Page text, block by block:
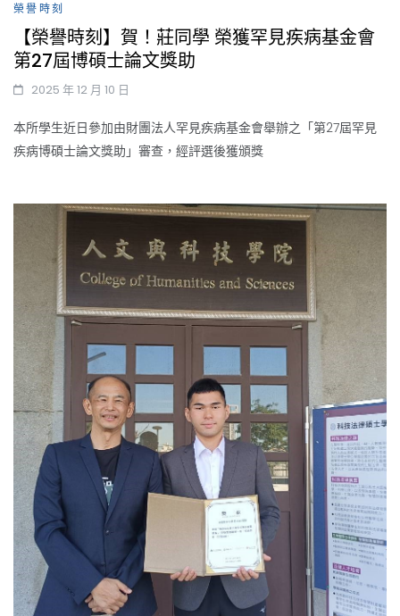
榮譽時刻
【榮譽時刻】賀！莊同學 榮獲罕見疾病基金會
第27屆博碩士論文獎助
2025 年 12 月 10 日
本所學生近日參加由財團法人罕見疾病基金會舉辦之「第27屆罕見
疾病博碩士論文獎助」審查，經評選後獲頒獎